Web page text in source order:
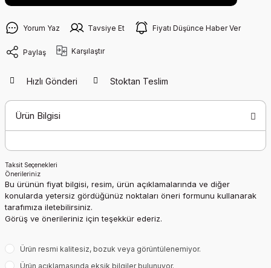
Yorum Yaz Tavsiye Et Fiyatı Düşünce Haber Ver
Paylaş Karşılaştır
Hızlı Gönderi Stoktan Teslim
Ürün Bilgisi
Taksit Seçenekleri
Önerileriniz
Bu ürünün fiyat bilgisi, resim, ürün açıklamalarında ve diğer
konularda yetersiz gördüğünüz noktaları öneri formunu kullanarak
tarafımıza iletebilirsiniz.
Görüş ve önerileriniz için teşekkür ederiz.
Ürün resmi kalitesiz, bozuk veya görüntülenemiyor.
Ürün açıklamasında eksik bilgiler bulunuyor.